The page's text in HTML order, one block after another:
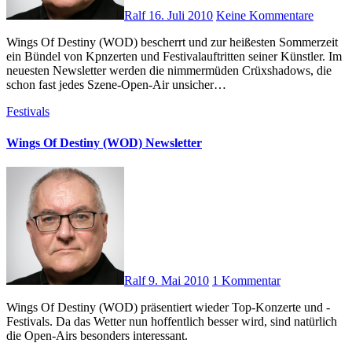
Ralf 16. Juli 2010 Keine Kommentare
Wings Of Destiny (WOD) bescherrt und zur heißesten Sommerzeit
ein Bündel von Kpnzerten und Festivalauftritten seiner Künstler. Im
neuesten Newsletter werden die nimmermüden Crüxshadows, die
schon fast jedes Szene-Open-Air unsicher…
Festivals
Wings Of Destiny (WOD) Newsletter
Ralf9. Mai 2010 1 Kommentar
Wings Of Destiny (WOD) präsentiert wieder Top-Konzerte und -
Festivals. Da das Wetter nun hoffentlich besser wird, sind natürlich
die Open-Airs besonders interessant.